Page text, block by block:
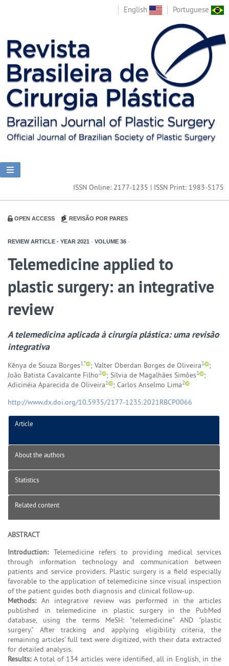
English Portuguese
ISSN Online: 2177-1235 | ISSN Print: 1983-5175
OPEN ACCESS REVISÃO POR PARES
REVIEW ARTICLE - YEAR 2021 - VOLUME 36 -
Telemedicine applied to
plastic surgery: an integrative
review
A telemedicina aplicada à cirurgia plástica: uma revisão
integrativa
Kênya de Souza Borges1,* ; Valter Oberdan Borges de Oliveira1
;
João Batista Cavalcante Filho2 ; Sílvia de Magalhães Simões1
;
Adicinéia Aparecida de Oliveira1 ; Carlos Anselmo Lima2
http://www.dx.doi.org/10.5935/2177-1235.2021RBCP0066
Article
About the authors
Statistics
Related content
ABSTRACT
Introduction:Telemedicine refers to providing medical services
through information technology and communication between
patients and service providers. Plastic surgery is a field especially
favorable to the application of telemedicine since visual inspection
of the patient guides both diagnosis and clinical follow-up.
Methods:An integrative review was performed in the articles
published in telemedicine in plastic surgery in the PubMed
database, using the terms MeSH: "telemedicine" AND "plastic
surgery." After tracking and applying eligibility criteria, the
remaining articles' full text were digitized, with their data extracted
for detailed analysis.
Results:A total of 134 articles were identified, all in English, in the